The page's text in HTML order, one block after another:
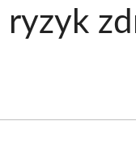
ryzyk